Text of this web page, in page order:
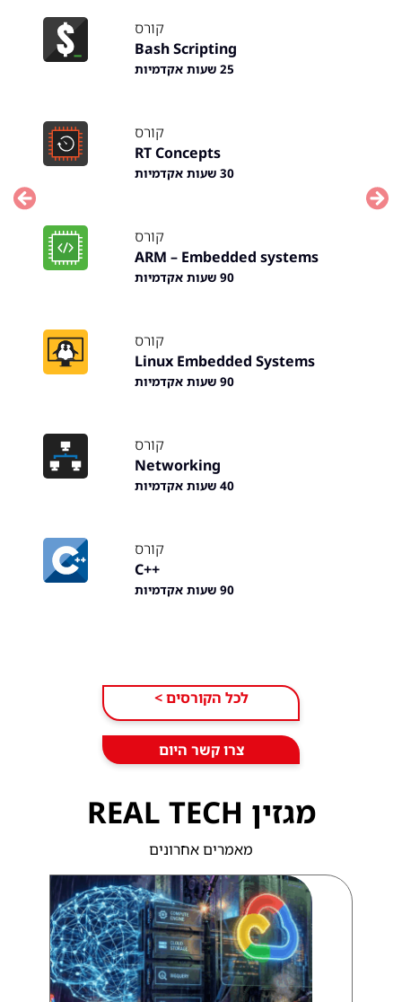
קורס
Bash Scripting
25 שעות אקדמיות
קורס
RT Concepts
30 שעות אקדמיות
קורס
ARM – Embedded systems
90 שעות אקדמיות
קורס
Linux Embedded Systems
90 שעות אקדמיות
קורס
Networking
40 שעות אקדמיות
קורס
++C
90 שעות אקדמיות
Previous
< לכל הקורסים
צרו קשר היום
מגזין REAL TECH
מאמרים אחרונים